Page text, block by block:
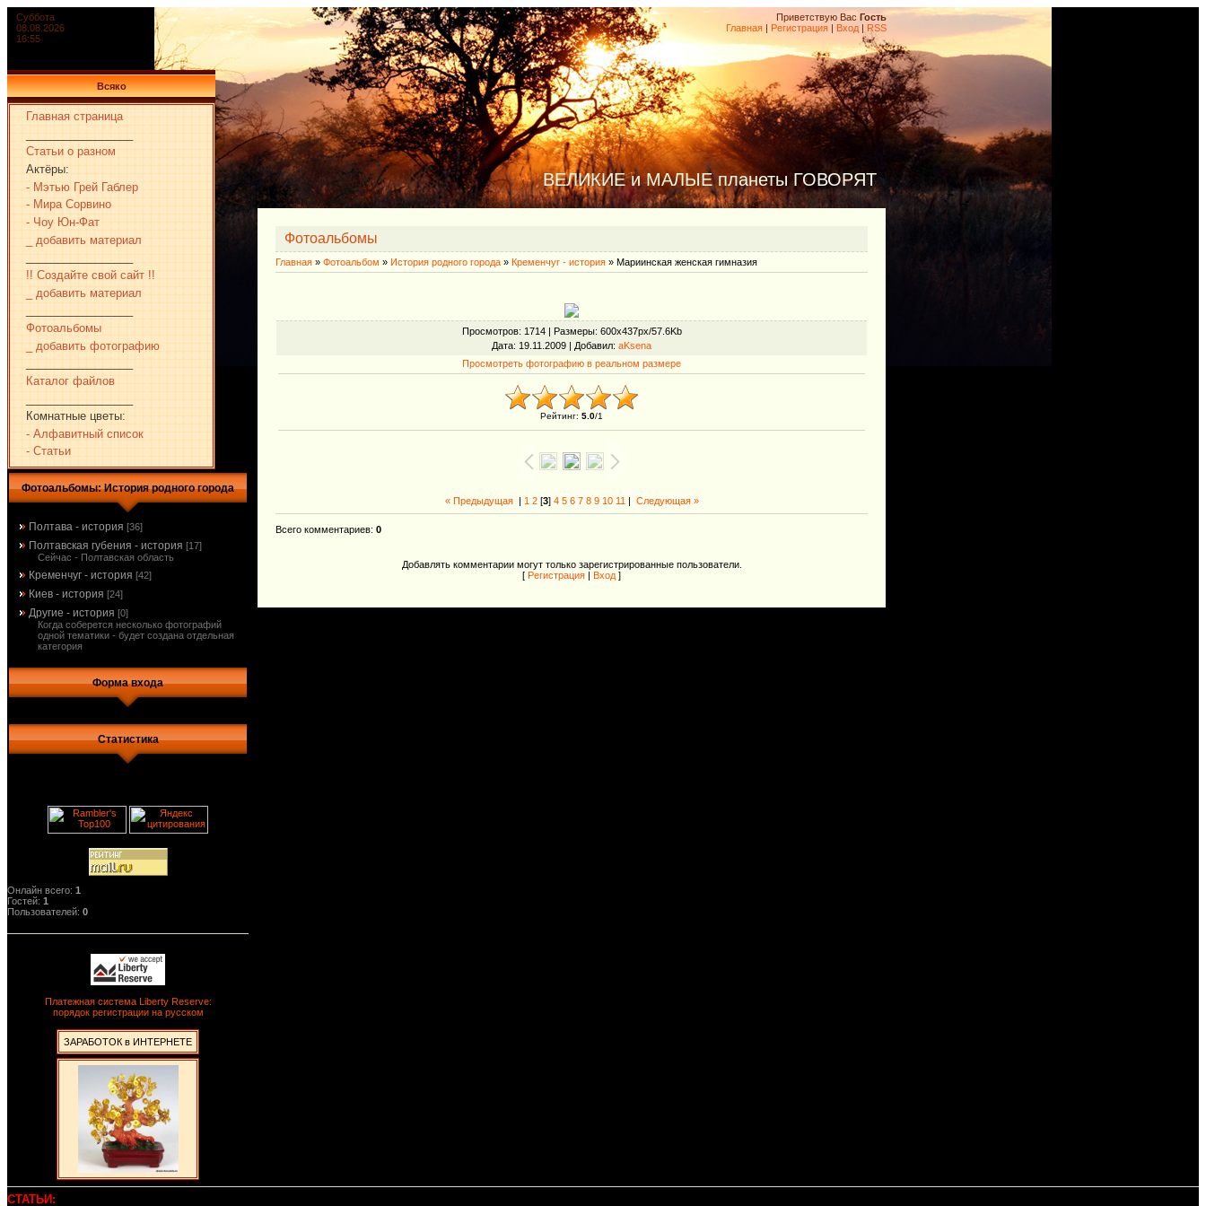
Суббота
08.08.2026
16:55
Приветствую Вас Гость
Главная | Регистрация | Вход | RSS
Всяко
Главная страница
Статьи о разном
Актёры:
- Мэтью Грей Габлер
- Мира Сорвино
- Чоу Юн-Фат
_ добавить материал
!! Создайте свой сайт !!
_ добавить материал
Фотоальбомы
_ добавить фотографию
Каталог файлов
Комнатные цветы:
- Алфавитный список
- Статьи
Фотоальбомы: История родного города
Полтава - история [36]
Полтавская губения - история [17]
Сейчас - Полтавская область
Кременчуг - история [42]
Киев - история [24]
Другие - история [0]
Когда соберется несколько фотографий
одной тематики - будет создана отдельная
категория
Форма входа
Статистика
Онлайн всего: 1
Гостей: 1
Пользователей: 0
Платежная система Liberty Reserve:
порядок регистрации на русском
ЗАРАБОТОК в ИНТЕРНЕТЕ
ВЕЛИКИЕ и МАЛЫЕ планеты ГОВОРЯТ
Фотоальбомы
Главная » Фотоальбом » История родного города » Кременчуг - история » Мариинская женская гимназия
Просмотров: 1714 | Размеры: 600x437px/57.6Kb
Дата: 19.11.2009 | Добавил: aKsena
Просмотреть фотографию в реальном размере
Рейтинг: 5.0/1
« Предыдущая| 1 2[3] 4 5 6 7 8 9 10 11 | Следующая »
Всего комментариев: 0
Добавлять комментарии могут только зарегистрированные пользователи.
[ Регистрация Вход ]
СТАТЬИ: